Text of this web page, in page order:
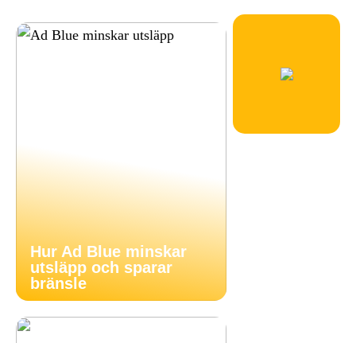
Hur Ad Blue minskar
utsläpp och sparar
bränsle